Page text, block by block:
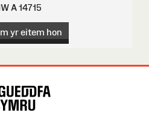
A 14715
yr eitem hon